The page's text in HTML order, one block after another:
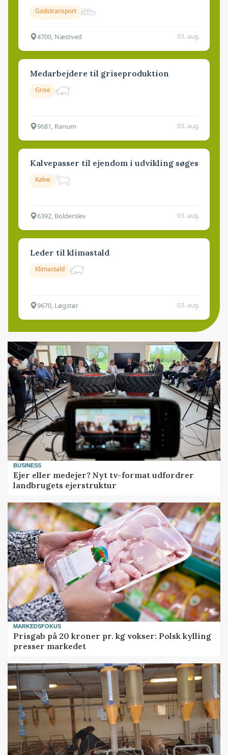
Godstransport
4700, Næstved 03. aug.
Medarbejdere til griseproduktion
Grise
9681, Ranum 03. aug.
Kalvepasser til ejendom i udvikling søges
Kalve
6392, Bolderslev 03. aug.
Leder til klimastald
Klimastald
9670, Løgstør 03. aug.
BUSINESS
Ejer eller medejer? Nyt tv-format udfordrer
landbrugets ejerstruktur
MARKEDSFOKUS
Prisgab på 20 kroner pr. kg vokser: Polsk kylling
presser markedet